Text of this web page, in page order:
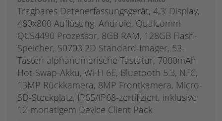
Tragbares Datenerfassungsgerät, 4,3' Display,
480x800 Auflösung, Android, Qualcomm
QCS4490 Prozessor, 8GB RAM, 128GB Flash-
Speicher, S0703 2D Standard-Imager, 53-
Tasten alphanumerische Tastatur, 7000mAh
Hot-Swap-Akku, Wi-Fi 6E, Bluetooth 5.3, NFC,
13MP Rückkamera, 8MP Frontkamera, Micro-
SD-Steckplatz, IP65/IP68-zertifiziert, inklusive
12-monatigem Device Client Pack